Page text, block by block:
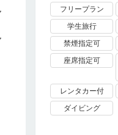
フリープラン
学生旅行
禁煙指定可
座席指定可
レンタカー付
ダイビング